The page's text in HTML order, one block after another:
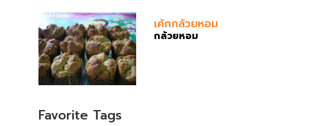
เค้กกล้วยหอม
กล้วยหอม
Favorite Tags